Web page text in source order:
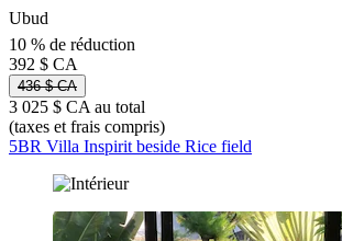
Ubud
10 % de réduction
392 $ CA
436 $ CA
3 025 $ CA au total
(taxes et frais compris)
5BR Villa Inspirit beside Rice field